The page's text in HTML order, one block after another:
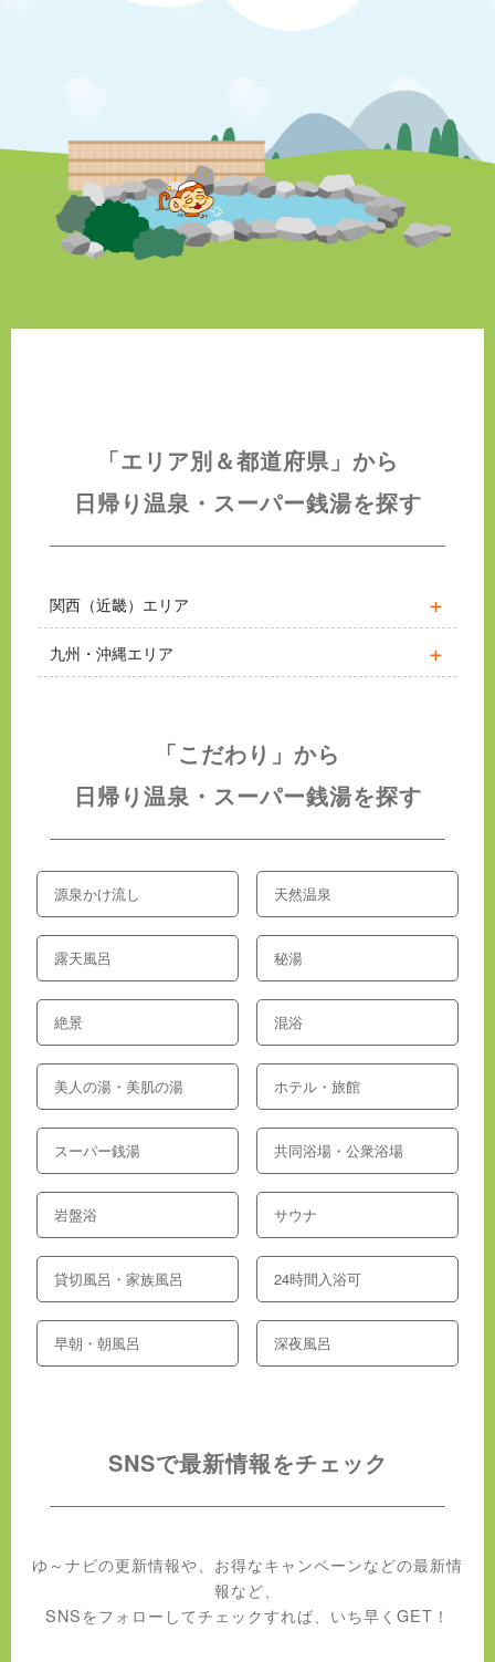
「エリア別＆都道府県」から
日帰り温泉・スーパー銭湯を探す
関西（近畿）エリア
九州・沖縄エリア
「こだわり」から
日帰り温泉・スーパー銭湯を探す
源泉かけ流し 天然温泉
露天風呂 秘湯
絶景 混浴
美人の湯・美肌の湯 ホテル・旅館
スーパー銭湯 共同浴場・公衆浴場
岩盤浴 サウナ
貸切風呂・家族風呂 24時間入浴可
早朝・朝風呂 深夜風呂
SNSで最新情報をチェック
ゆ～ナビの更新情報や、お得なキャンペーンなどの最新情
報など、
SNSをフォローしてチェックすれば、いち早くGET！